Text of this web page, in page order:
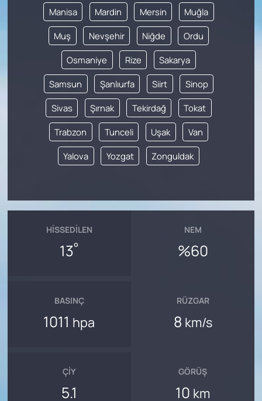
Manisa Mardin Mersin Muğla
Muş Nevşehir Niğde Ordu
Osmaniye Rize Sakarya
Samsun Şanlıurfa Siirt Sinop
Sivas Şırnak Tekirdağ Tokat
Trabzon Tunceli Uşak Van
Yalova Yozgat Zonguldak
HISSEDILEN
13°
NEM
%60
BASINÇ
1011 hpa
RÜZGAR
8 km/s
ÇIY
5.1
GÖRÜŞ
10 km